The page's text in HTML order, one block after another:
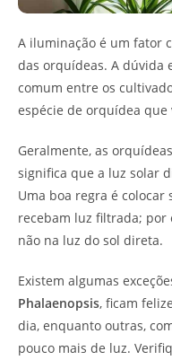
A iluminação é um fator
das orquídeas. A dúvida
comum entre os
espécie de orquídea que
Geralmente, as
significa que a luz solar
Uma boa regra é
recebam luz filtrada; por
não na luz do sol direta.
Existem algumas
Phalaenopsis, ficam
dia, enquanto outras,
pouco mais de luz.